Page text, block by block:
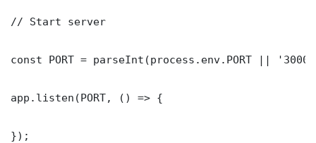
// Start server
const PORT = parseInt(process.env.PORT ||
app.listen(PORT, () => {
});